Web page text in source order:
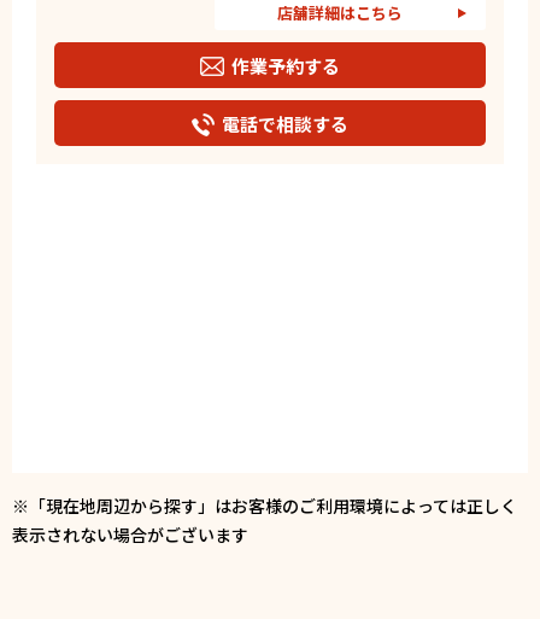
店舗詳細はこちら
作業予約する
電話で相談する
※「現在地周辺から探す」はお客様のご利用環境によっては正しく
表示されない場合がございます